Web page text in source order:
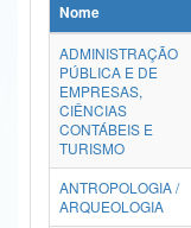
Ministério da Ciência,
Ministério do Meio Ambiente
Ministério do Turismo
Ministério do
Controladoria-Geral da União
Nome
ADMINISTRAÇÃO
PÚBLICA E DE
EMPRESAS,
CIÊNCIAS
CONTÁBEIS E
TURISMO
ANTROPOLOGIA /
ARQUEOLOGIA